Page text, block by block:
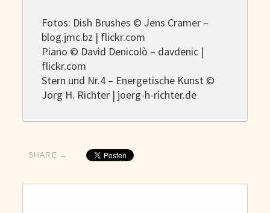
Fotos: Dish Brushes © Jens Cramer –
blog.jmc.bz | flickr.com
Piano © David Denicolò – davdenic |
flickr.com
Stern und Nr.4 – Energetische Kunst ©
Jörg H. Richter | joerg-h-richter.de
SHARE →